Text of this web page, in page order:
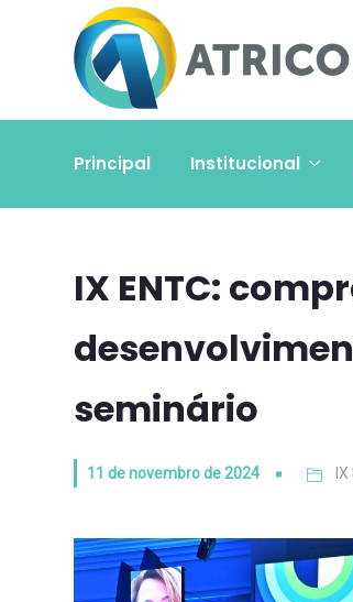
Principal Institucional
IX ENTC:
seminário
11 de novembro de 2024